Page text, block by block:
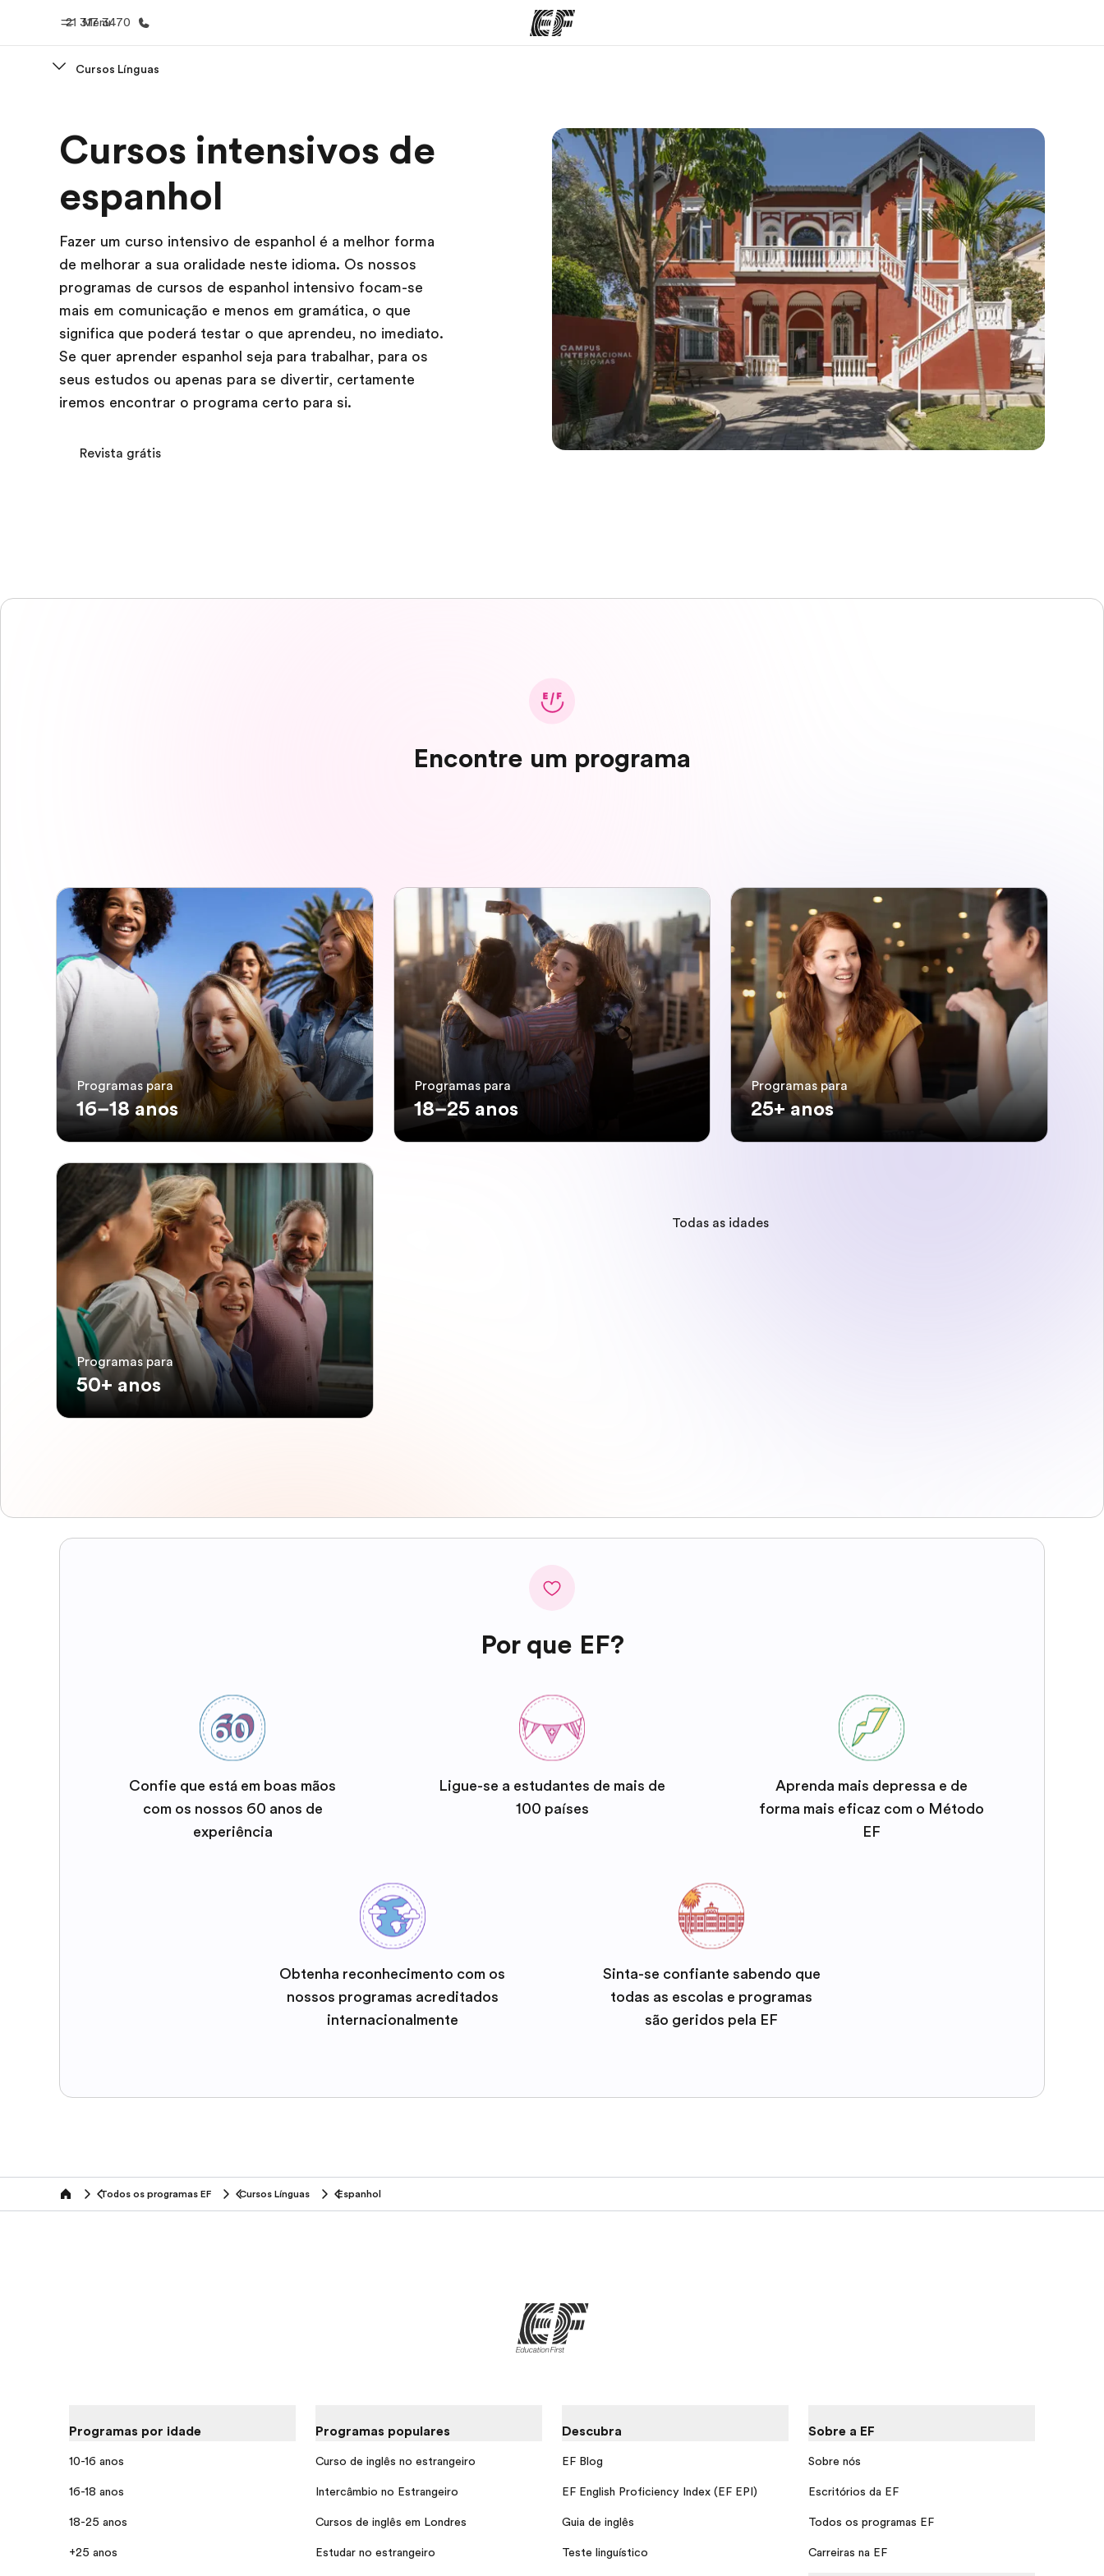
Menu
21 317 3470
Bem-vindo à EF
Saiba tudo que
oferecemos
Encontre um escritório Quem somos Junte-se a nós
Cursos Línguas
Cursos intensivos de
espanhol
Fazer um curso intensivo de espanhol é a melhor forma
de melhorar a sua oralidade neste idioma. Os nossos
programas de cursos de espanhol intensivo focam-se
mais em comunicação e menos em gramática, o que
significa que poderá testar o que aprendeu, no imediato.
Se quer aprender espanhol seja para trabalhar, para os
seus estudos ou apenas para se divertir, certamente
iremos encontrar o programa certo para si.
Revista grátis
Encontre um programa
Programas para
16–18 anos
Programas para
18–25 anos
Programas para
25+ anos
Programas para
50+ anos
Todas as idades
Por que EF?
Confie que está em boas mãos
com os nossos 60 anos de
experiência
Ligue-se a estudantes de mais de
100 países
Aprenda mais depressa e de
forma mais eficaz com o Método
EF
Obtenha reconhecimento com os
nossos programas acreditados
internacionalmente
Sinta-se confiante sabendo que
todas as escolas e programas
são geridos pela EF
home Todos os programas EF Cursos Línguas Espanhol
Programas por idade
10-16 anos
16-18 anos
18-25 anos
+25 anos
Programas populares
Curso de inglês no estrangeiro
Intercâmbio no Estrangeiro
Cursos de inglês em Londres
Estudar no estrangeiro
Descubra
EF Blog
EF English Proficiency Index (EF EPI)
Guia de inglês
Teste linguístico
Sobre a EF
Sobre nós
Escritórios da EF
Todos os programas EF
Carreiras na EF